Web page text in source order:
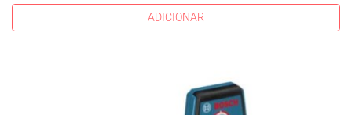
ADICIONAR